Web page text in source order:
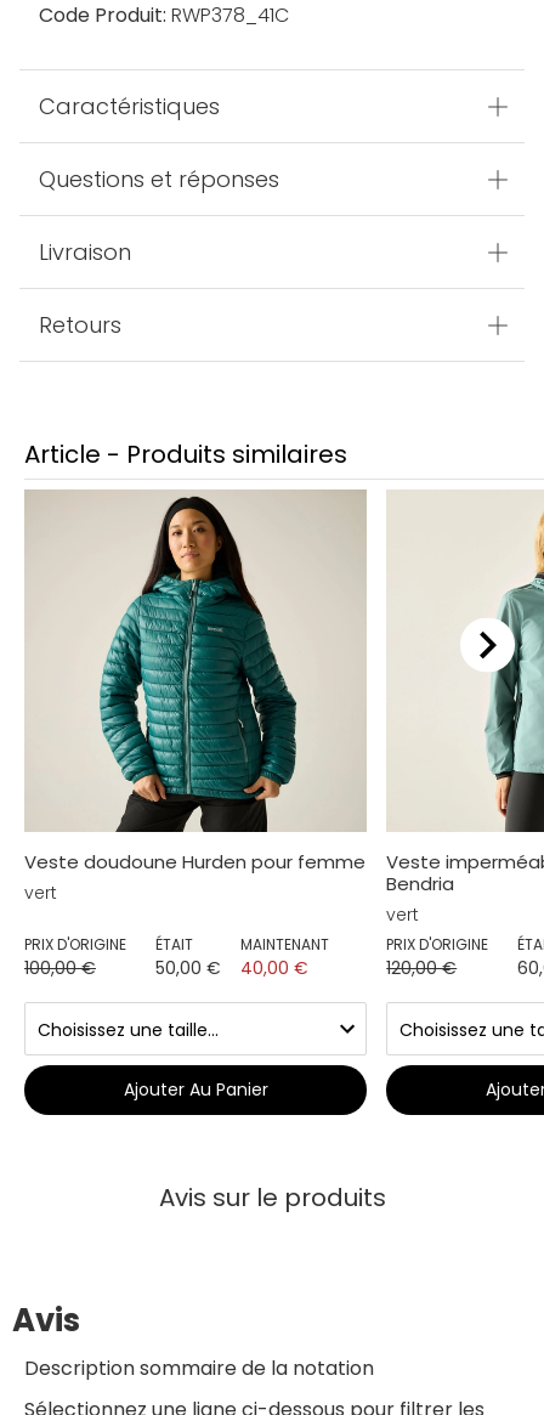
Code Produit: RWP378_41C
Caractéristiques
Questions et réponses
Livraison
Retours
Article - Produits similaires
Veste doudoune Hurden pour femme
vert
PRIX D'ORIGINE
100,00 €
ÉTAIT
50,00 €
MAINTENANT
40,00 €
Ajouter Au Panier
Veste
Bendria
vert
PRIX D'ORIGINE
120,00 €
Avis sur le produits